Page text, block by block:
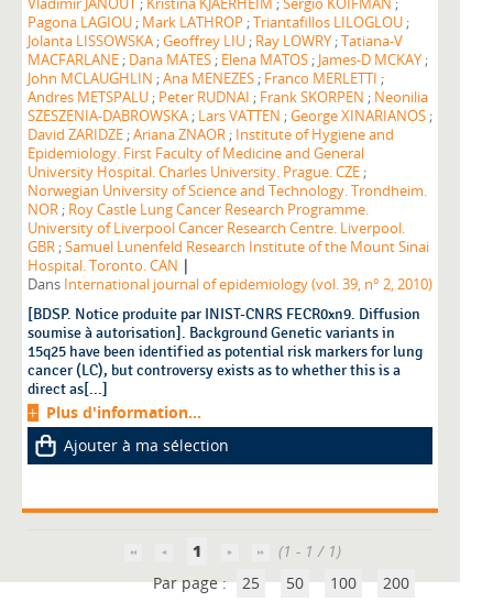
Vladimir JANOUT ; Kristina KJAERHEIM ;Sergio KOIFMAN ;
Pagona LAGIOU ; Mark LATHROP ;Triantafillos LILOGLOU ;
Jolanta LISSOWSKA ;Geoffrey LIU ; Ray LOWRY ;Tatiana-V
MACFARLANE ; Dana MATES ; Elena MATOS ; James-D MCKAY ;
John MCLAUGHLIN ;Ana MENEZES ; Franco MERLETTI ;
Andres METSPALU ; Peter RUDNAI ; Frank SKORPEN ; Neonilia
SZESZENIA-DABROWSKA ; Lars VATTEN ;George XINARIANOS ;
David ZARIDZE ;Ariana ZNAOR ; Institute of Hygiene and
Epidemiology. First Faculty of Medicine and General
University Hospital. Charles University. Prague. CZE ;
Norwegian University of Science and Technology. Trondheim.
NOR ; Roy Castle Lung Cancer Research Programme.
University of Liverpool Cancer Research Centre. Liverpool.
GBR ;Samuel Lunenfeld Research Institute of the Mount Sinai
Hospital. Toronto. CAN |
Dans International journal of epidemiology (vol. 39, n° 2, 2010)
[BDSP. Notice produite par INIST-CNRS FECR0xn9. Diffusion
soumise à autorisation]. Background Genetic variants in
15q25 have been identified as potential risk markers for lung
cancer (LC), but controversy exists as to whether this is a
direct as[...]
Plus d'information...
Ajouter à ma sélection
1
(1 - 1 / 1)
Par page : 25 50 100 200